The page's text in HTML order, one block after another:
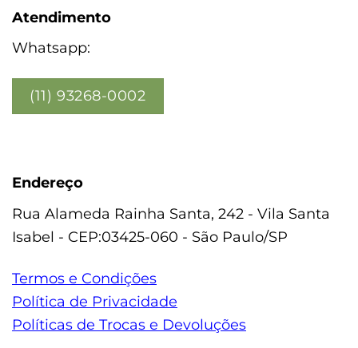
Atendimento
Whatsapp:
(11) 93268-0002
Endereço
Rua Alameda Rainha Santa, 242 - Vila Santa
Isabel - CEP:03425-060 - São Paulo/SP
Termos e Condições
Política de Privacidade
Políticas de Trocas e Devoluções